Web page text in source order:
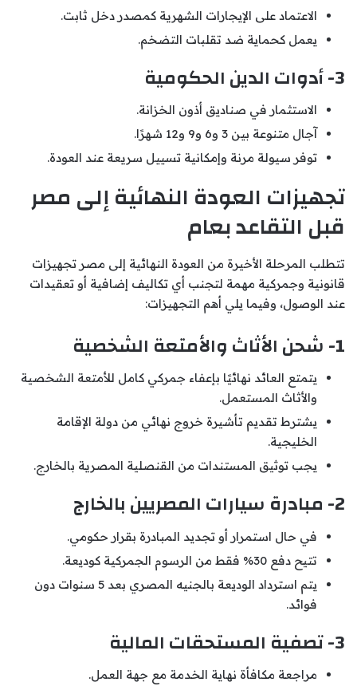
الاعتماد على الإيجارات الشهرية كمصدر دخل ثابت.
يعمل كحماية ضد تقلبات التضخم.
3- أدوات الدين الحكومية
الاستثمار في صناديق أذون الخزانة.
آجال متنوعة بين 3 و6 و9 و12 شهرًا.
توفر سيولة مرنة وإمكانية تسييل سريعة عند العودة.
تجهيزات العودة النهائية إلى مصر
قبل التقاعد بعام
تتطلب المرحلة الأخيرة من العودة النهائية إلى مصر تجهيزات
قانونية وجمركية مهمة لتجنب أي تكاليف إضافية أو تعقيدات
عند الوصول، وفيما يلي أهم التجهيزات:
1- شحن الأثاث والأمتعة الشخصية
يتمتع العائد نهائيًا بإعفاء جمركي كامل للأمتعة الشخصية
والأثاث المستعمل.
يشترط تقديم تأشيرة خروج نهائي من دولة الإقامة
الخليجية.
يجب توثيق المستندات من القنصلية المصرية بالخارج.
2- مبادرة سيارات المصريين بالخارج
في حال استمرار أو تجديد المبادرة بقرار حكومي.
تتيح دفع 30% فقط من الرسوم الجمركية كوديعة.
يتم استرداد الوديعة بالجنيه المصري بعد 5 سنوات دون
فوائد.
3- تصفية المستحقات المالية
مراجعة مكافأة نهاية الخدمة مع جهة العمل.